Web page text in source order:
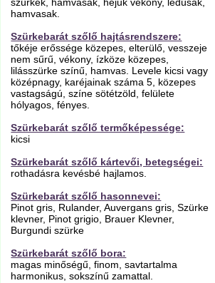
hamvasak.
Szürkebarát szőlő hajtásrendszere:
tőkéje erőssége közepes, elterülő, vesszeje
nem sűrű, vékony, ízköze közepes,
lilásszürke színű, hamvas. Levele kicsi vagy
középnagy, karéjainak száma 5, közepes
vastagságú, színe sötétzöld, felülete
hólyagos, fényes.
Szürkebarát szőlő termőképessége:
kicsi
Szürkebarát szőlő kártevői, betegségei:
rothadásra kevésbé hajlamos.
Szürkebarát szőlő hasonnevei:
Pinot gris, Rulander, Auvergans gris, Szürke
klevner, Pinot grigio, Brauer Klevner,
Burgundi szürke
Szürkebarát szőlő bora:
magas minőségű, finom, savtartalma
harmonikus, sokszínű zamattal.